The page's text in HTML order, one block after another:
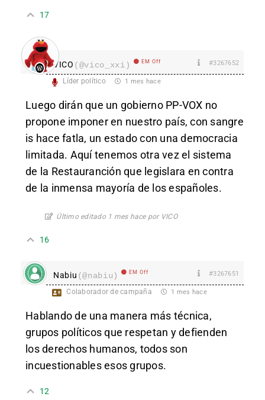
17
VICO (@vico_xxi) EM Off #3267652
Líder político 1 mes hace
Luego dirán que un gobierno PP-VOX no
propone imponer en nuestro país, con sangre
is hace fatla, un estado con una democracia
limitada. Aquí tenemos otra vez el sistema
de la Restauranción que legislara en contra
de la inmensa mayoría de los españoles.
Último editado 1 mes hace por VICO
16
Nabiu (@nabiu) EM Off #3267651
Colaborador de campaña 1 mes hace
Hablando de una manera más técnica,
grupos políticos que respetan y defienden
los derechos humanos, todos son
incuestionables esos grupos.
12